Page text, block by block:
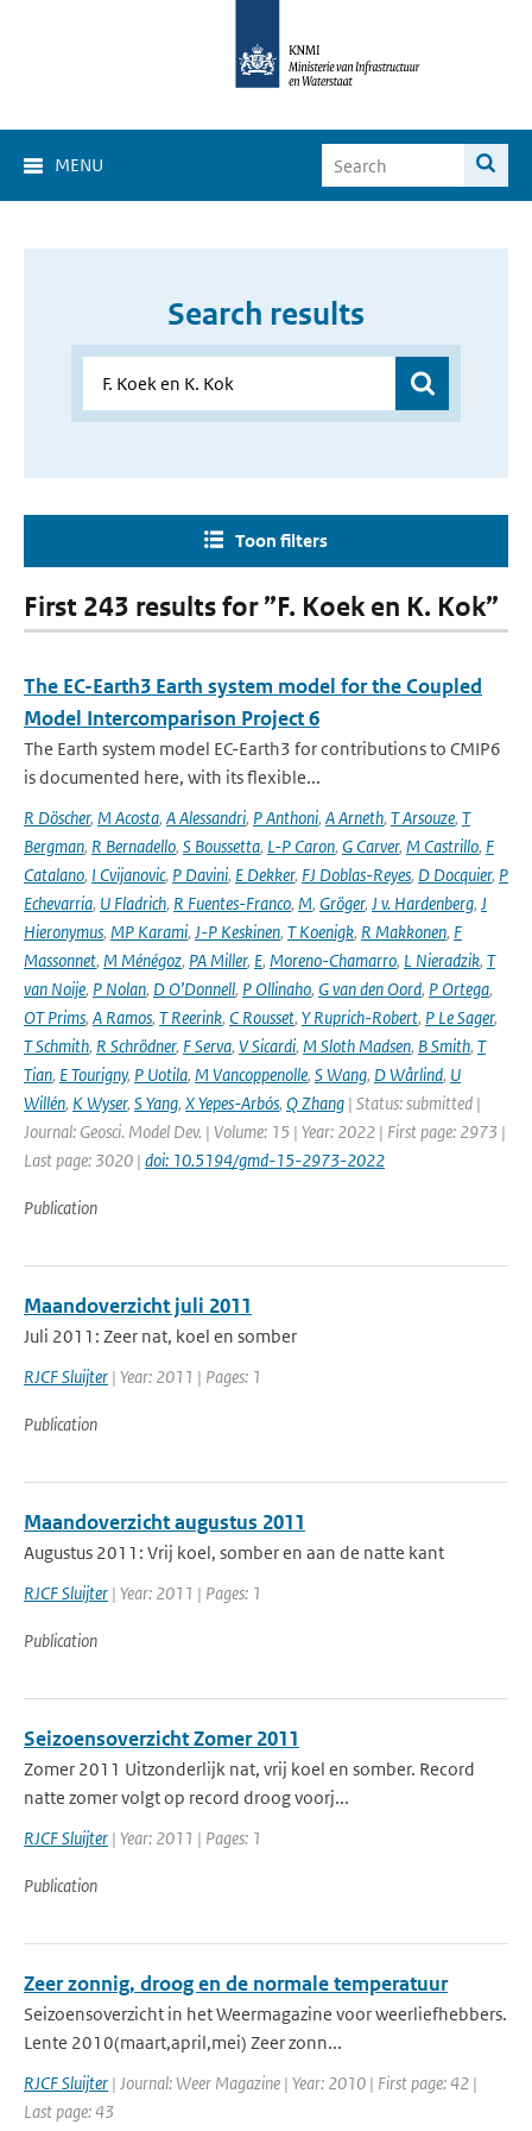
MENU
Search results
Toon filters
First 243 results for ”F. Koek en K. Kok”
The EC-Earth3 Earth system model for the Coupled
Model Intercomparison Project 6
The Earth system model EC-Earth3 for contributions to CMIP6
is documented here, with its flexible...
R Döscher, M Acosta, A Alessandri, P Anthoni, A Arneth, T Arsouze, T
Bergman, R Bernadello, S Boussetta, L-P Caron, G Carver, M Castrillo, F
Catalano, I Cvijanovic, P Davini, E Dekker, FJ Doblas-Reyes, D Docquier, P
Echevarria, U Fladrich, R Fuentes-Franco, M, Gröger, J v. Hardenberg, J
Hieronymus, MP Karami, J-P Keskinen, T Koenigk, R Makkonen, F
Massonnet, M Ménégoz, PA Miller, E, Moreno-Chamarro, L Nieradzik, T
van Noije, P Nolan, D O’Donnell, P Ollinaho, G van den Oord, P Ortega,
OT Prims, A Ramos, T Reerink, C Rousset, Y Ruprich-Robert, P Le Sager,
T Schmith, R Schrödner, F Serva, V Sicardi, M Sloth Madsen, B Smith, T
Tian, E Tourigny, P Uotila, M Vancoppenolle, S Wang, D Wårlind, U
Willén, K Wyser, S Yang, X Yepes-Arbós, Q Zhang | Status: submitted |
Journal: Geosci. Model Dev. | Volume: 15 | Year: 2022 | First page: 2973 |
Last page: 3020 | doi: 10.5194/gmd-15-2973-2022
Publication
Maandoverzicht juli 2011
Juli 2011: Zeer nat, koel en somber
RJCF Sluijter | Year: 2011 | Pages: 1
Publication
Maandoverzicht augustus 2011
Augustus 2011: Vrij koel, somber en aan de natte kant
RJCF Sluijter | Year: 2011 | Pages: 1
Publication
Seizoensoverzicht Zomer 2011
Zomer 2011 Uitzonderlijk nat, vrij koel en somber. Record
natte zomer volgt op record droog voorj...
RJCF Sluijter | Year: 2011 | Pages: 1
Publication
Zeer zonnig, droog en de normale temperatuur
Seizoensoverzicht in het Weermagazine voor weerliefhebbers.
Lente 2010(maart,april,mei) Zeer zonn...
RJCF Sluijter | Journal: Weer Magazine | Year: 2010 | First page: 42 |
Last page: 43